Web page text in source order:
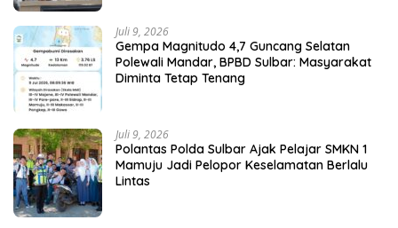
Juli 9, 2026
Gempa Magnitudo 4,7 Guncang Selatan
Polewali Mandar, BPBD Sulbar: Masyarakat
Diminta Tetap Tenang
Juli 9, 2026
Polantas Polda Sulbar Ajak Pelajar SMKN 1
Mamuju Jadi Pelopor Keselamatan Berlalu
Lintas